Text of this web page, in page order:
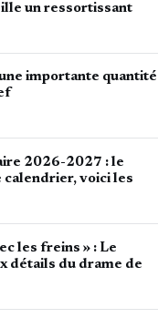
un ressortissant
importante quantité
2026-2027 : le
voici les
les freins » : Le
détails du drame de